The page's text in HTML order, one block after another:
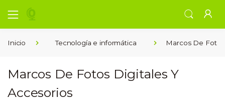
Inicio Tecnología e informática Marcos De
Marcos De Fotos Digitales Y
Accesorios